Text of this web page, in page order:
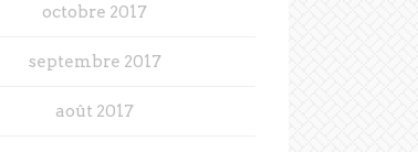
octobre 2017
septembre 2017
août 2017